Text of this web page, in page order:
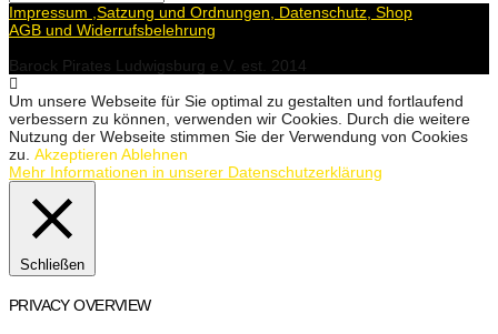
Impressum ,Satzung und Ordnungen, Datenschutz, Shop
AGB und Widerrufsbelehrung
Barock Pirates Ludwigsburg e.V. est. 2014
Um unsere Webseite für Sie optimal zu gestalten und fortlaufend
verbessern zu können, verwenden wir Cookies. Durch die weitere
Nutzung der Webseite stimmen Sie der Verwendung von Cookies
zu. Akzeptieren Ablehnen
Mehr Informationen in unserer Datenschutzerklärung
Schließen
PRIVACY OVERVIEW